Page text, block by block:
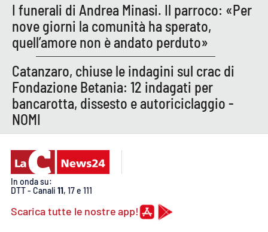
I funerali di Andrea Minasi. Il parroco: «Per
nove giorni la comunità ha sperato,
quell’amore non è andato perduto»
Catanzaro, chiuse le indagini sul crac di
Fondazione Betania: 12 indagati per
bancarotta, dissesto e autoriciclaggio -
NOMI
In onda su:
DTT - Canali 11, 17 e 111
Scarica tutte le nostre app!